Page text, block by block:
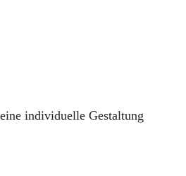
individuelle Gestaltung